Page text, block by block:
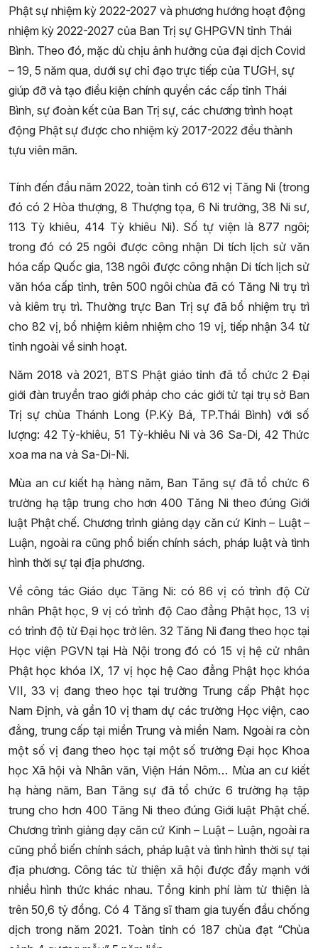
Phật sự nhiệm kỳ 2022-2027 và phương hướng hoạt động
nhiệm kỳ 2022-2027 của Ban Trị sự GHPGVN tỉnh Thái
Bình. Theo đó, mặc dù chịu ảnh hưởng của đại dịch Covid
– 19, 5 năm qua, dưới sự chỉ đạo trực tiếp của TƯGH, sự
giúp đỡ và tạo điều kiện chính quyền các cấp tỉnh Thái
Bình, sự đoàn kết của Ban Trị sự, các chương trình hoạt
động Phật sự được cho nhiệm kỳ 2017-2022 đều thành
tựu viên mãn.
Tính đến đầu năm 2022, toàn tỉnh có 612 vị Tăng Ni (trong
đó có 2 Hòa thượng, 8 Thượng tọa, 6 Ni trưởng, 38 Ni sư,
113 Tỳ khiêu, 414 Tỳ khiêu Ni). Số tự viện là 877 ngôi;
trong đó có 25 ngôi được công nhận Di tích lịch sử văn
hóa cấp Quốc gia, 138 ngôi được công nhận Di tích lịch sử
văn hóa cấp tỉnh, trên 500 ngôi chùa đã có Tăng Ni trụ trì
và kiêm trụ trì. Thường trực Ban Trị sự đã bổ nhiệm trụ trì
cho 82 vị, bổ nhiệm kiêm nhiệm cho 19 vị, tiếp nhận 34 từ
tỉnh ngoài về sinh hoạt.
Năm 2018 và 2021, BTS Phật giáo tỉnh đã tổ chức 2 Đại
giới đàn truyền trao giới pháp cho các giới tử tại trụ sở Ban
Trị sự chùa Thánh Long (P.Kỳ Bá, TP.Thái Bình) với số
lượng: 42 Tỳ-khiêu, 51 Tỳ-khiêu Ni và 36 Sa-Di, 42 Thức
xoa ma na và Sa-Di-Ni.
Mùa an cư kiết hạ hàng năm, Ban Tăng sự đã tổ chức 6
trường hạ tập trung cho hơn 400 Tăng Ni theo đúng Giới
luật Phật chế. Chương trình giảng dạy căn cứ Kinh – Luật –
Luận, ngoài ra cũng phổ biến chính sách, pháp luật và tình
hình thời sự tại địa phương.
Về công tác Giáo dục Tăng Ni: có 86 vị có trình độ Cử
nhân Phật học, 9 vị có trình độ Cao đẳng Phật học, 13 vị
có trình độ từ Đại học trở lên. 32 Tăng Ni đang theo học tại
Học viện PGVN tại Hà Nội trong đó có 15 vị hệ cử nhân
Phật học khóa IX, 17 vị học hệ Cao đẳng Phật học khóa
VII, 33 vị đang theo học tại trường Trung cấp Phật học
Nam Định, và gần 10 vị tham dự các trường Học viện, cao
đẳng, trung cấp tại miền Trung và miền Nam. Ngoài ra còn
một số vị đang theo học tại một số trường Đại học Khoa
học Xã hội và Nhân văn, Viện Hán Nôm… Mùa an cư kiết
hạ hàng năm, Ban Tăng sự đã tổ chức 6 trường hạ tập
trung cho hơn 400 Tăng Ni theo đúng Giới luật Phật chế.
Chương trình giảng dạy căn cứ Kinh – Luật – Luận, ngoài ra
cũng phổ biến chính sách, pháp luật và tình hình thời sự tại
địa phương. Công tác từ thiện xã hội được đẩy mạnh với
nhiều hình thức khác nhau. Tổng kinh phí làm từ thiện là
trên 50,6 tỷ đồng. Có 4 Tăng sĩ tham gia tuyến đầu chống
dịch trong năm 2021. Toàn tỉnh có 187 chùa đạt “Chùa